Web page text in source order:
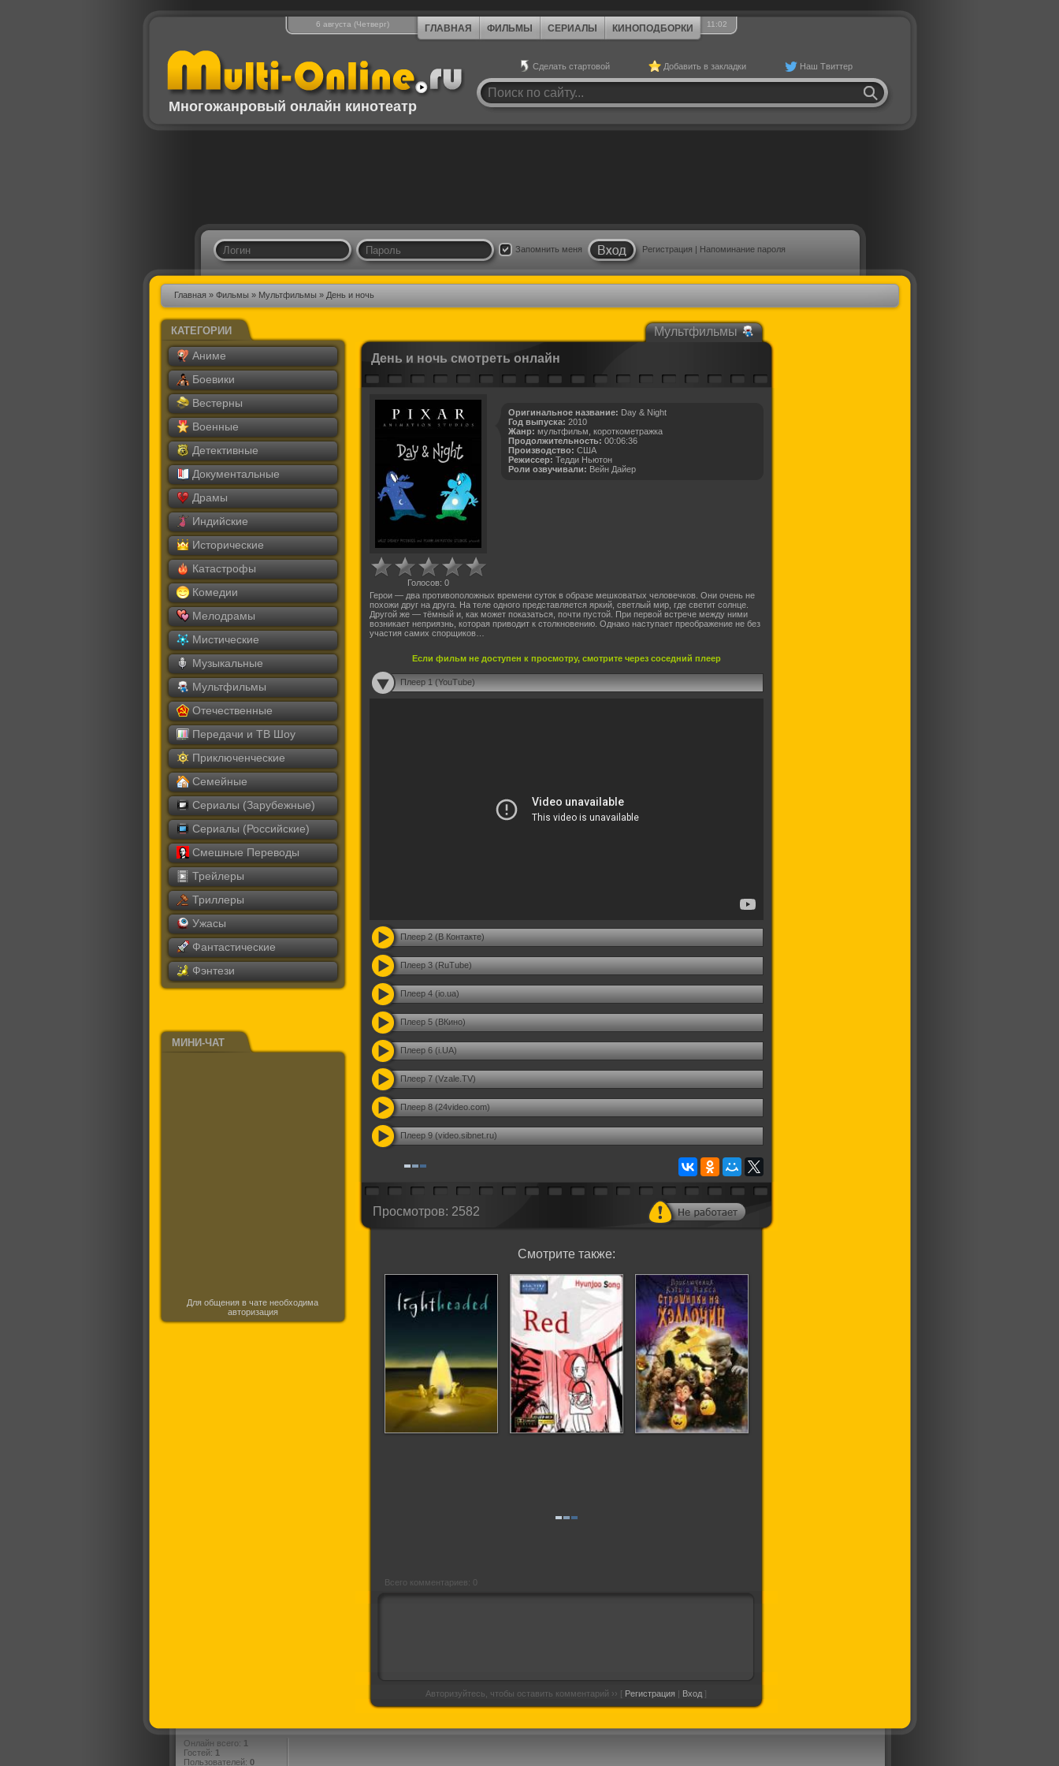
6 августа (Четверг) ГЛАВНАЯ ФИЛЬМЫ СЕРИАЛЫ КИНОПОДБОРКИ 11 02
Многожанровый онлайн кинотеатр
Сделать стартовой Добавить в закладки Наш Твиттер
Запомнить меня Регистрация | Напоминание пароля
Главная» Фильмы» Мультфильмы» День и ночь
КАТЕГОРИИ
Аниме
Боевики
Вестерны
Военные
Детективные
Документальные
Драмы
Индийские
Исторические
Катастрофы
Комедии
Мелодрамы
Мистические
Музыкальные
Мультфильмы
Отечественные
Передачи и ТВ Шоу
Приключенческие
Семейные
Сериалы (Зарубежные)
Сериалы (Российские)
Смешные Переводы
Трейлеры
Триллеры
Ужасы
Фантастические
Фэнтези
МИНИ-ЧАТ
Для общения в чате необходима
авторизация
Мультфильмы
День и ночь смотреть онлайн
Голосов: 0
Оригинальное название: Day & Night
Год выпуска: 2010
Жанр: мультфильм, короткометражка
Продолжительность: 00:06:36
Производство: США
Режиссер: Тедди Ньютон
Роли озвучивали: Вейн Дайер
Герои — два противоположных времени суток в образе мешковатых человечков. Они очень не
похожи друг на друга. На теле одного представляется яркий, светлый мир, где светит солнце.
Другой же — тёмный и, как может показаться, почти пустой. При первой встрече между ними
возникает неприязнь, которая приводит к столкновению. Однако наступает преображение не без
участия самих спорщиков…
Если фильм не доступен к просмотру, смотрите через соседний плеер
Плеер 1 (YouTube)
Плеер 2 (В Контакте)
Плеер 3 (RuTube)
Плеер 4 (io.ua)
Плеер 5 (ВКино)
Плеер 6 (i.UA)
Плеер 7 (Vzale.TV)
Плеер 8 (24video.com)
Плеер 9 (video.sibnet.ru)
Просмотров: 2582
Смотрите также:
Всего комментариев: 0
Авторизуйтесь, чтобы оставить комментарий ›› [ Регистрация | Вход ]
Онлайн всего: 1
Гостей: 1
Пользователей: 0